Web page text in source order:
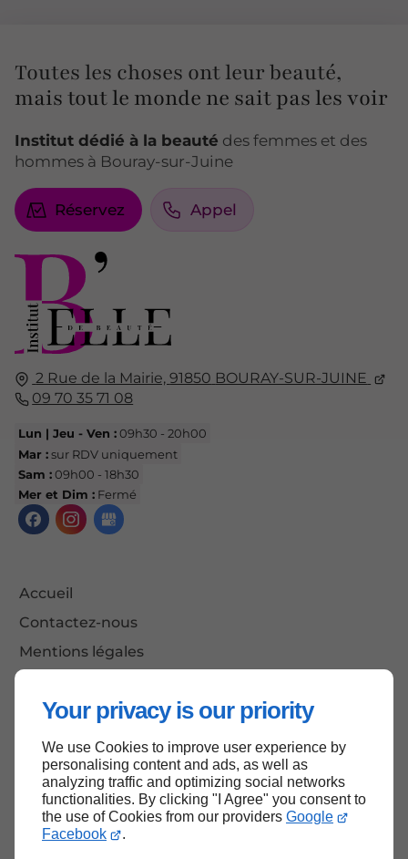
Your privacy is our priority
We use Cookies to improve user experience by
personalising content and ads, as well as
analyzing traffic and optimizing social networks
functionalities. By clicking "I Agree" you consent to
the use of Cookies from our providers Google
Facebook
.
2 Rue de la Mairie,91850 BOURAY-SUR-JUINE
09 70 35 71 08
Lun | Jeu - Ven :09h30 - 20h00
Mar :sur RDV uniquement
Sam :09h00 - 18h30
Mer et Dim : Fermé
Accueil
Contactez-nous
Mentions légales
Toutes les choses ont leur beauté,
mais tout le monde ne sait pas les voir
Institut dédié à la beauté des femmes et des
hommes à Bouray-sur-Juine
Réservez Appel
Haut de page